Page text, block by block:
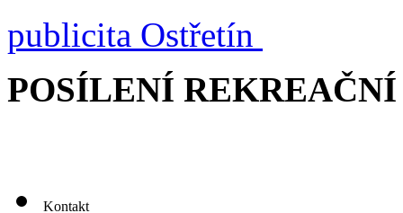
publicita Ostřetín
POSÍLENÍ
Kontakt